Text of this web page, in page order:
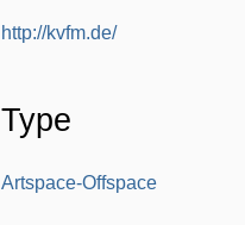
http://kvfm.de/
Type
Artspace-Offspace